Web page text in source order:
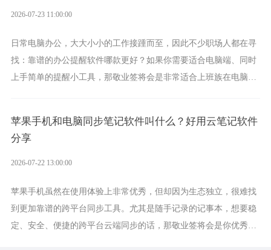
2026-07-23 11:00:00
日常电脑办公，大大小小的工作接踵而至，因此不少职场人都在寻
找：靠谱的办公提醒软件哪款更好？如果你需要适合电脑端、同时
上手简单的提醒小工具，那敬业签将会是非常适合上班族在电脑上
苹果手机和电脑同步笔记软件叫什么？好用云笔记软件
分享
2026-07-22 13:00:00
苹果手机虽然在使用体验上非常优秀，但却因为生态独立，很难找
到更加靠谱的跨平台同步工具。尤其是随手记录的记事本，想要稳
定、安全、便捷的跨平台云端同步的话，那敬业签将会是你优秀的